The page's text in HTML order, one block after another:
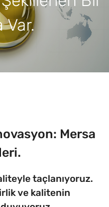
Var.
Mersa
taçlanıyoruz.
ve kalitenin